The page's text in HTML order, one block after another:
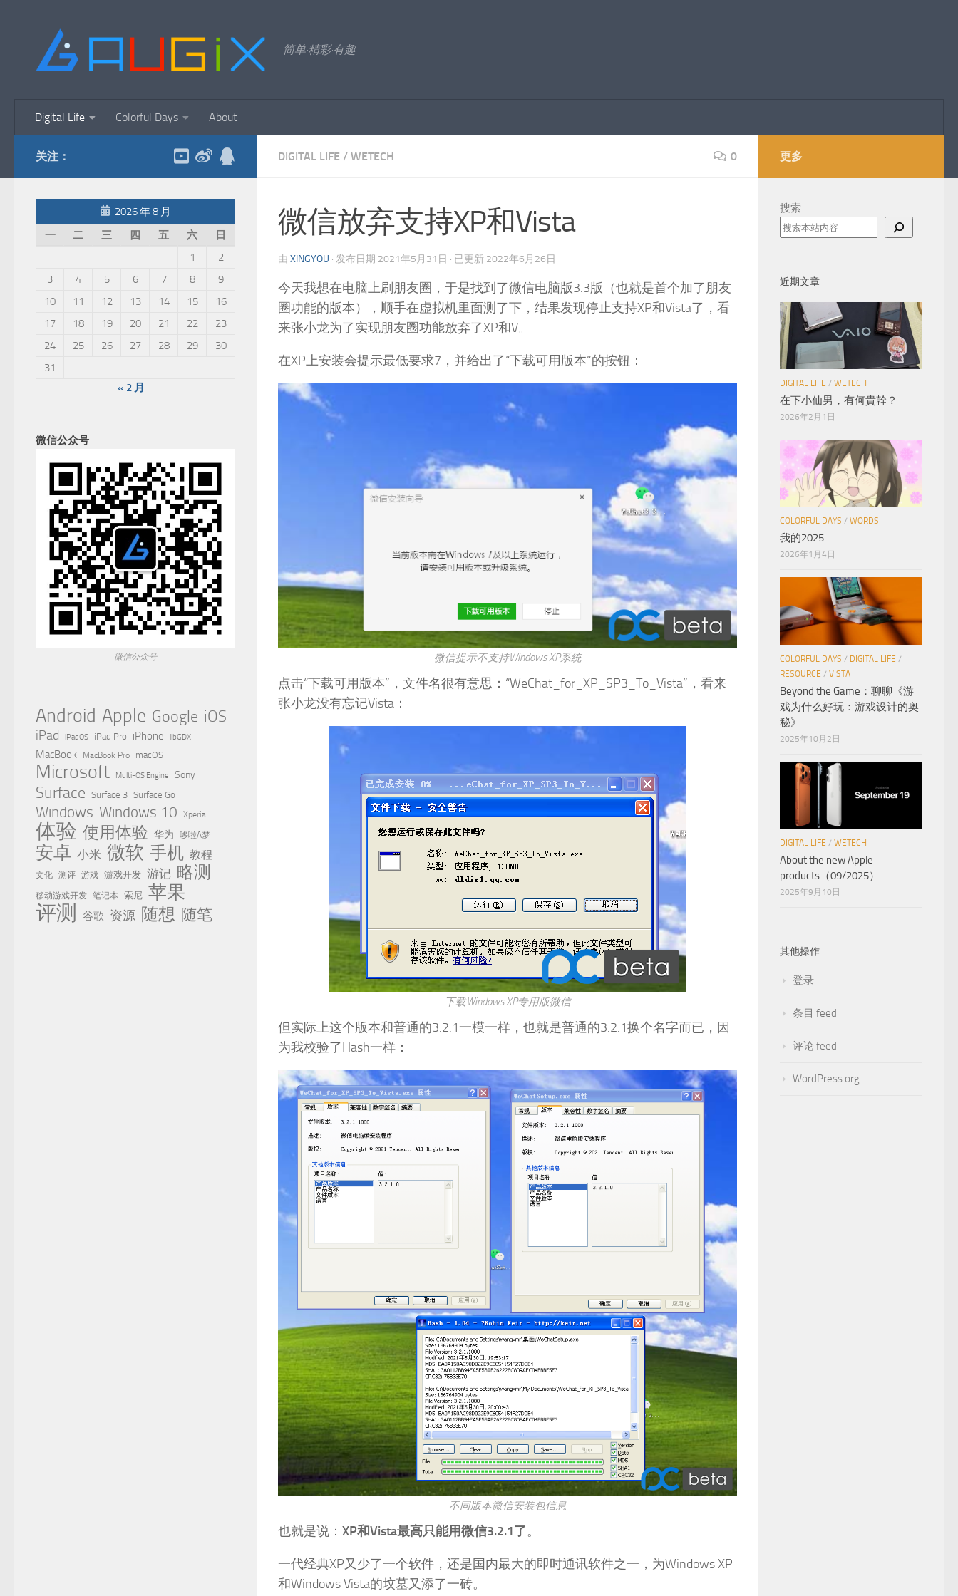
简单·精彩·有趣
Digital Life Colorful Days About
DIGITAL LIFE / WETECH 0
微信放弃支持XP和Vista
由 XINGYOU · 发布日期 2021年5月31日 · 已更新 2022年6月26日
今天我想在电脑上刷朋友圈，于是找到了微信电脑版3.3版（也就是首个加了朋友
圈功能的版本），顺手在虚拟机里面测了下，结果发现停止支持XP和Vista了，看
来张小龙为了实现朋友圈功能放弃了XP和V。
在XP上安装会提示最低要求7，并给出了“下载可用版本”的按钮：
微信提示不支持Windows XP系统
点击“下载可用版本”，文件名很有意思：“WeChat_for_XP_SP3_To_Vista”，看来
张小龙没有忘记Vista：
下载Windows XP专用版微信
但实际上这个版本和普通的3.2.1一模一样，也就是普通的3.2.1换个名字而已，因
为我校验了Hash一样：
不同版本微信安装包信息
也就是说： XP和Vista最高只能用微信3.2.1了。
一代经典XP又少了一个软件，还是国内最大的即时通讯软件之一，为Windows XP
和Windows Vista的坟墓又添了一砖。
关注：
2026 年 8 月
一
二 三 四 五 六
日
1
2
3
4 5 6 7 8
9
10
11 12 13 14 15
16
17
18 19 20 21 22
23
24
25 26 27 28 29
30
31
« 2 月
微信公众号
微信公众号
Android Apple Google iOS
iPad iPadOS iPad Pro iPhone libGDX
MacBook MacBook Pro macOS
Microsoft Multi-OS Engine Sony
Surface Surface 3 Surface Go
Windows Windows 10 Xperia
体验 使用体验 华为 哆啦A梦
安卓 小米 微软 手机 教程
文化 测评 游戏 游戏开发 游记 略测
移动游戏开发 笔记本 索尼 苹果
评测 谷歌 资源 随想 随笔
更多
搜索
近期文章
DIGITAL LIFE / WETECH
在下小仙男，有何貴幹？
2026年2月1日
COLORFUL DAYS / WORDS
我的2025
2026年1月4日
COLORFUL DAYS / DIGITAL LIFE /
RESOURCE / VISTA
Beyond the Game：聊聊《游
戏为什么好玩：游戏设计的奥
秘》
2025年10月2日
DIGITAL LIFE / WETECH
About the new Apple
products（09/2025）
2025年9月10日
其他操作
登录
条目 feed
评论 feed
WordPress.org